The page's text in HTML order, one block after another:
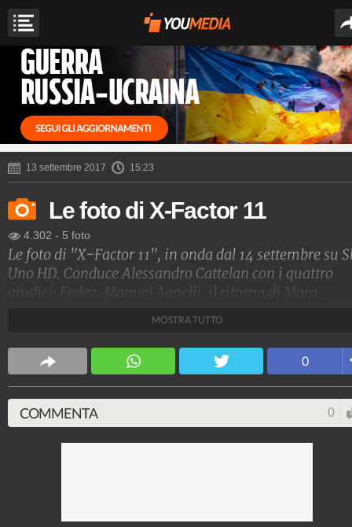
13 settembre 2017 15:23
Le foto di X-Factor 11
4.302 - 5 foto
Le foto di "X-Factor 11", in onda dal 14 settembre su
Uno HD. Conduce Alessandro Cattelan con i quattro
giudici: Fedez, Manuel Agnelli, il ritorno di Mara
Spettacolo Fanpage
4.053.390.519 9.455 video 76.076 foto
MOSTRA TUTTO
0
COMMENTA 0